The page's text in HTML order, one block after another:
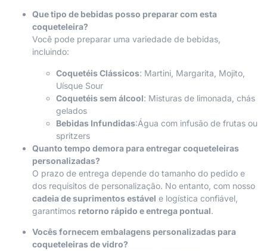
Que tipo de bebidas posso preparar com esta
coqueteleira?
Você pode preparar uma variedade de bebidas,
incluindo:
Coquetéis Clássicos: Martini, Margarita, Mojito,
Uísque Sour
Coquetéis sem álcool: Misturas de limonada, chás
gelados
Bebidas Infundidas:Água com infusão de frutas ou
spritzers
Quanto tempo demora para entregar coqueteleiras
personalizadas?
O prazo de entrega depende do tamanho do pedido e
dos requisitos de personalização. No entanto, com nosso
cadeia de suprimentos estável e logística confiável,
garantimos retorno rápido e entrega pontual.
Vocês fornecem embalagens personalizadas para
coqueteleiras de vidro?